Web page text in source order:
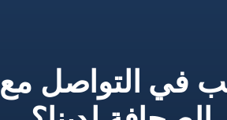
في التواصل مع